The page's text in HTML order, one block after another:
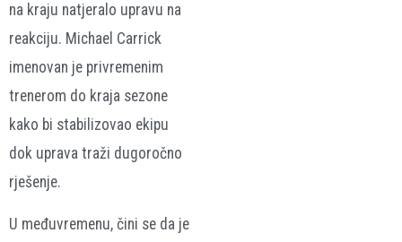
na kraju natjeralo upravu na
reakciju. Michael Carrick
imenovan je privremenim
trenerom do kraja sezone
kako bi stabilizovao ekipu
dok uprava traži dugoročno
rješenje.
U međuvremenu, čini se da je